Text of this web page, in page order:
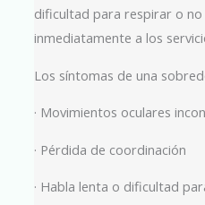
dificultad para respirar o
inmediatamente a los
Los síntomas de una
· Movimientos oculares
· Pérdida de coordinación
· Habla lenta o dificultad